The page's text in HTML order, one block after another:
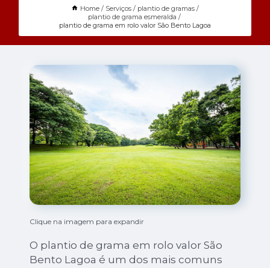
Home Serviços
plantio de gramas
plantio de grama esmeralda
plantio de grama em rolo valor São Bento Lagoa
Clique na imagem para expandir
O plantio de grama em rolo valor São
Bento Lagoa é um dos mais comuns